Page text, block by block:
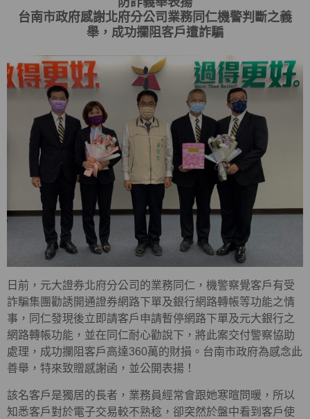
台南市政府感謝北府分公司業務同仁機警判斷之義
舉，成功攔阻客戶遭詐騙
日前，元大證券北府分公司的業務同仁，機警察覺客戶有受
詐騙集團勸誘開通證券網路下單及銀行網路轉帳等功能之情
事，同仁發現後立即請客戶申請暫停網路下單及元大銀行之
網路轉帳功能，並在同仁耐心勸說下，將此案交付警察協助
處理，成功攔阻客戶高達360萬的財損。台南市政府為感念此
善舉，特來致贈感謝函，並公開表揚！
該名客戶是獨居的長者，業務員經常會跟她寒暄問暖，所以
知悉客戶對於電子交易較不熟稔，卻突然於盤中看到客戶使